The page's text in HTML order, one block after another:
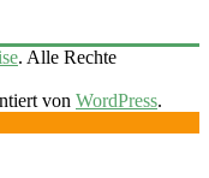
. Alle Rechte
von WordPress.